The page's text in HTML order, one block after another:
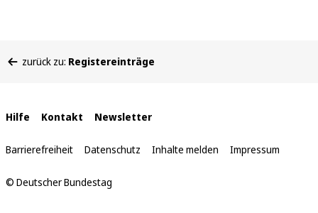
befinden
zurück zu: Registereinträge
Interne
Links
Hilfe Kontakt Newsletter
Barrierefreiheit Datenschutz Inhalte melden Impressum
© Deutscher Bundestag